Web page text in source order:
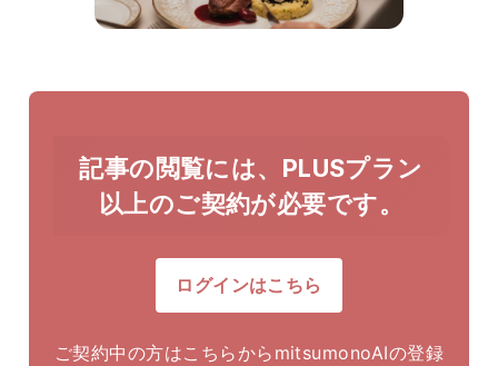
記事の閲覧には、PLUSプラン
以上のご契約が必要です。
ログインはこちら
ご契約中の方はこちらからmitsumonoAIの登録